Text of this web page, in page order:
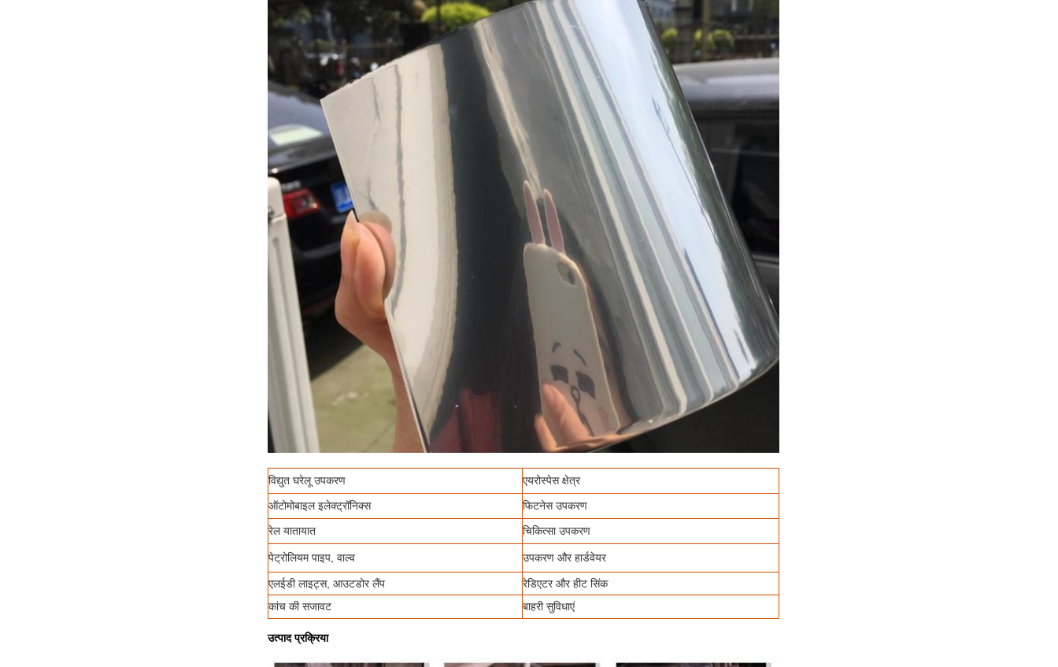
विद्युत घरेलू उपकरण
एयरोस्पेस क्षेत्र
ऑटोमोबाइल इलेक्ट्रॉनिक्स
फिटनेस उपकरण
रेल यातायात
चिकित्सा उपकरण
पेट्रोलियम पाइप, वाल्व उपकरण और हार्डवेयर
एलईडी लाइट्स, आउटडोर लैंप
रेडिएटर और हीट सिंक
कांच की सजावट
बाहरी सुविधाएं
उत्पाद प्रक्रिया